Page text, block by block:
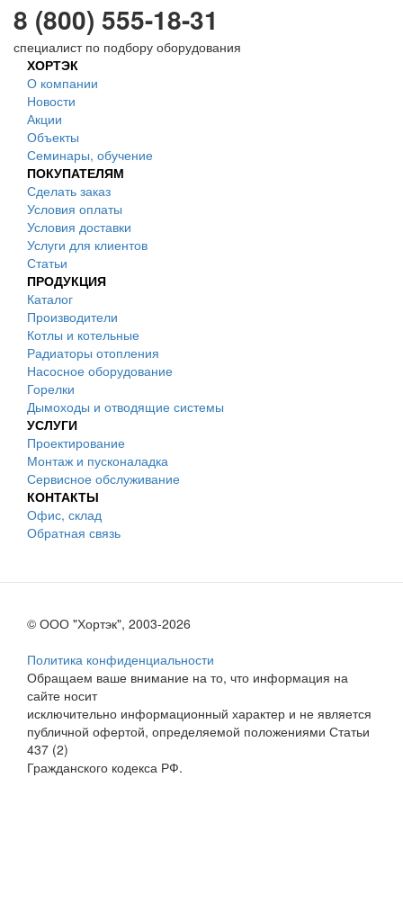
8 (800) 555-18-31
специалист по подбору оборудования
ХОРТЭК
О компании
Новости
Акции
Объекты
Семинары, обучение
ПОКУПАТЕЛЯМ
Сделать заказ
Условия оплаты
Условия доставки
Услуги для клиентов
Статьи
ПРОДУКЦИЯ
Каталог
Производители
Котлы и котельные
Радиаторы отопления
Насосное оборудование
Горелки
Дымоходы и отводящие системы
УСЛУГИ
Проектирование
Монтаж и пусконаладка
Сервисное обслуживание
КОНТАКТЫ
Офис, склад
Обратная связь
© ООО "Хортэк", 2003-2026
Политика конфиденциальности
Обращаем ваше внимание на то, что информация на
сайте носит
исключительно информационный характер и не является
публичной офертой, определяемой положениями Статьи
437 (2)
Гражданского кодекса РФ.